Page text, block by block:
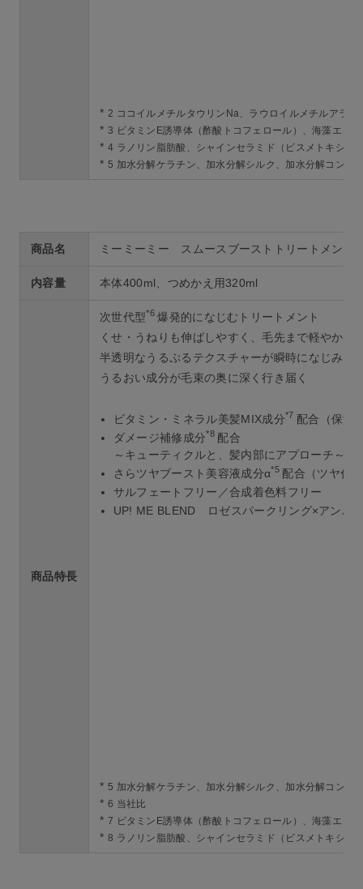
* 2 ココイルメチルタウリンNa、ラウロイルメチルアラ
* 3 ビタミンE誘導体（酢酸トコフェロール）、海藻エッ
* 4 ラノリン脂肪酸、シャインセラミド（ビスメトキシプ
* 5 加水分解ケラチン、加水分解シルク、加水分解コンキ
商品名 ミーミーミー スムースブーストトリートメント
内容量 本体400ml、つめかえ用320ml
商品特長
次世代型*6 爆発的になじむトリートメント
くせ・うねりも伸ばしやすく、毛先まで軽やかに
半透明なうるぷるテクスチャーが瞬時になじみ、
うるおい成分が毛束の奥に深く行き届く
ビタミン・ミネラル美髪MIX成分*7 配合（保湿
ダメージ補修成分*8配合
～キューティクルと、髪内部にアプローチ～
さらツヤブースト美容液成分α*5配合（ツヤ付
サルフェートフリー／合成着色料フリー
UP! ME BLEND ロゼスパークリング×アンバ
* 5 加水分解ケラチン、加水分解シルク、加水分解コンキ
* 6 当社比
* 7 ビタミンE誘導体（酢酸トコフェロール）、海藻エッ
* 8 ラノリン脂肪酸、シャインセラミド（ビスメトキシプ